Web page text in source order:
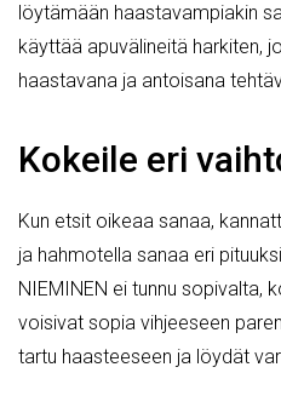
löytämään haastavampiakin
käyttää apuvälineitä harkiten,
haastavana ja antoisana
Kokeile eri
Kun etsit oikeaa sanaa,
ja hahmotella sanaa eri
NIEMINEN ei tunnu sopivalta,
voisivat sopia vihjeeseen
tartu haasteeseen ja löydät